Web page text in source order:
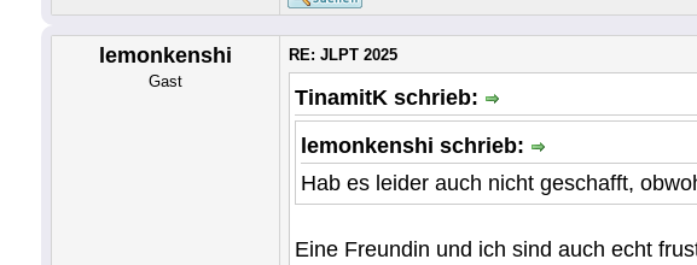
lemonkenshi
Gast
RE: JLPT 2025
TinamitK schrieb:
lemonkenshi schrieb:
Hab es leider auch nicht geschafft,
Eine Freundin und ich sind auch echt